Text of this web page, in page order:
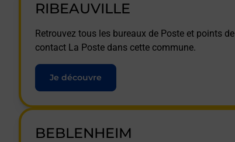
RIBEAUVILLE
Retrouvez tous les bureaux de Poste et points de
contact La Poste dans cette commune.
Je découvre
BEBLENHEIM